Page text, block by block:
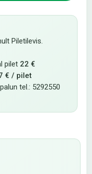
Piletilevis.
pilet 22 €
€ / pilet
tel.: 5292550